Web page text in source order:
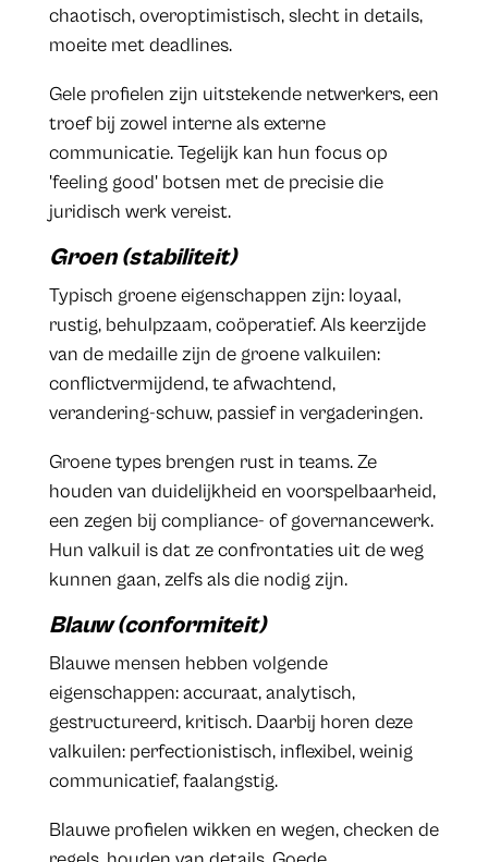
chaotisch, overoptimistisch, slecht in details,
moeite met deadlines.
Gele profielen zijn uitstekende netwerkers, een
troef bij zowel interne als externe
communicatie. Tegelijk kan hun focus op
'feeling good' botsen met de precisie die
juridisch werk vereist.
Groen (stabiliteit)
Typisch groene eigenschappen zijn: loyaal,
rustig, behulpzaam, coöperatief. Als keerzijde
van de medaille zijn de groene valkuilen:
conflictvermijdend, te afwachtend,
verandering-schuw, passief in vergaderingen.
Groene types brengen rust in teams. Ze
houden van duidelijkheid en voorspelbaarheid,
een zegen bij compliance- of governancewerk.
Hun valkuil is dat ze confrontaties uit de weg
kunnen gaan, zelfs als die nodig zijn.
Blauw (conformiteit)
Blauwe mensen hebben volgende
eigenschappen: accuraat, analytisch,
gestructureerd, kritisch. Daarbij horen deze
valkuilen: perfectionistisch, inflexibel, weinig
communicatief, faalangstig.
Blauwe profielen wikken en wegen, checken de